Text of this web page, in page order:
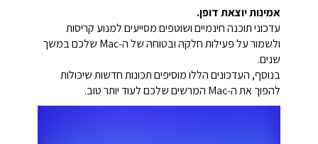
אמינות יוצאת דופן.
עדכוני תוכנה חינמיים ושוטפים מסייעים למנוע קריסות
ולשמור על פעילות חלקה ובטוחה של ה‑Mac שלכם במשך
שנים.
בנוסף, העדכונים הללו מוסיפים תכונות חדשות שיכולות
להפוך את ה‑Mac המרשים שלכם לעוד יותר טוב.